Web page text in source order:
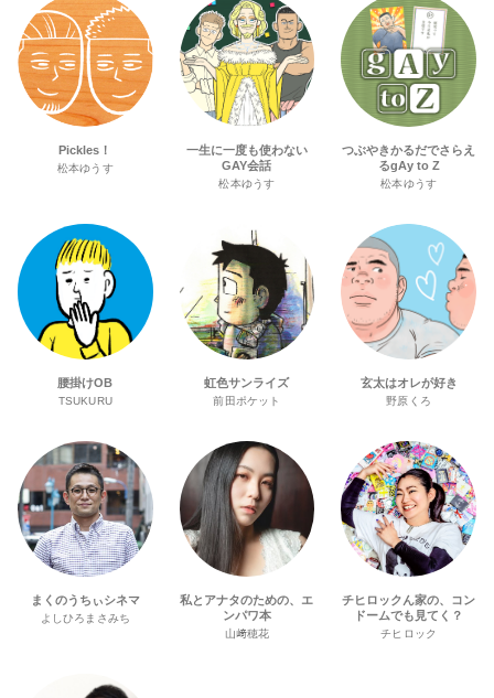
Pickles！
松本ゆうす
一生に一度も使わない
GAY会話
松本ゆうす
つぶやきかるだでさらえ
るgAy to Z
松本ゆうす
腰掛けOB
TSUKURU
虹色サンライズ
前田ポケット
玄太はオレが好き
野原くろ
まくのうちぃシネマ
よしひろまさみち
私とアナタのための、エ
ンパワ本
山﨑穂花
チヒロックん家の、コン
ドームでも見てく？
チヒロック